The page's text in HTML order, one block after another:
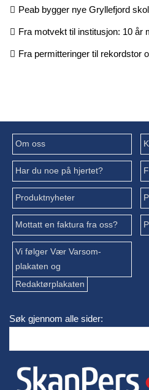
Peab bygger nye Gryllefjord
Fra motvekt til institusjon: 10 år
Fra permitteringer til rekordstor
Om oss
Har du noe på hjertet?
Produktnyheter
Mottatt en faktura fra oss?
Vi følger Vær Varsom-
plakaten og
Redaktørplakaten
Søk gjennom alle sider: